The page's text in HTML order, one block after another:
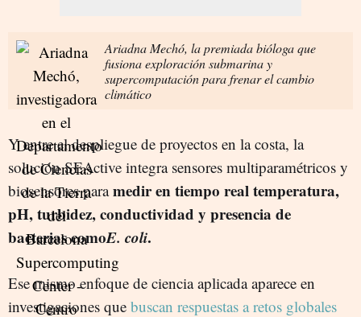
Ariadna Mechó, la premiada bióloga que
fusiona exploración submarina y
supercomputación para frenar el cambio
climático
Y entre el despliegue de proyectos en la costa, la
solución SEActive integra sensores multiparamétricos y
biosensores paramedir en tiempo real temperatura,
pH, turbidez, conductividad y presencia de
bacterias comoE. coli.
Ese mismo enfoque de ciencia aplicada aparece en
investigaciones que buscan respuestas a retos globales